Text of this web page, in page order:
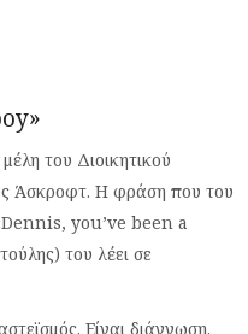
του Διοικητικού
Άσκροφτ. Η φράση που του
«Dennis, you’ve been a
του λέει σε
Είναι διάγνωση.